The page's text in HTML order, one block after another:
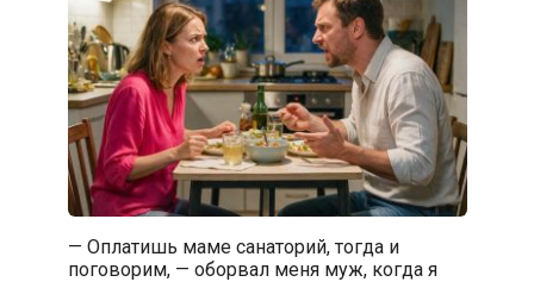
— Оплатишь маме санаторий, тогда и
поговорим, — оборвал меня муж, когда я